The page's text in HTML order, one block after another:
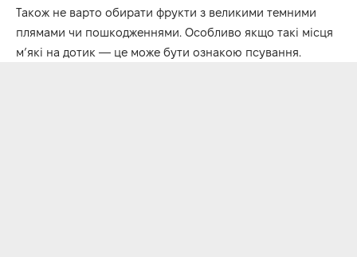
Також не варто обирати фрукти з великими темними
плямами чи пошкодженнями. Особливо якщо такі місця
м’які на дотик — це може бути ознакою псування.